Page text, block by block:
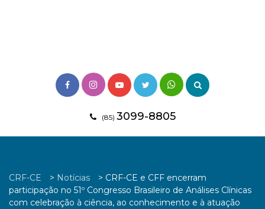
(85) 3099-8805
CRF-CE > Notícias > CRF-CE e CFF encerram
participação no 51º Congresso Brasileiro de Análises Clínicas
com celebração à ciência, ao conhecimento e à atuação